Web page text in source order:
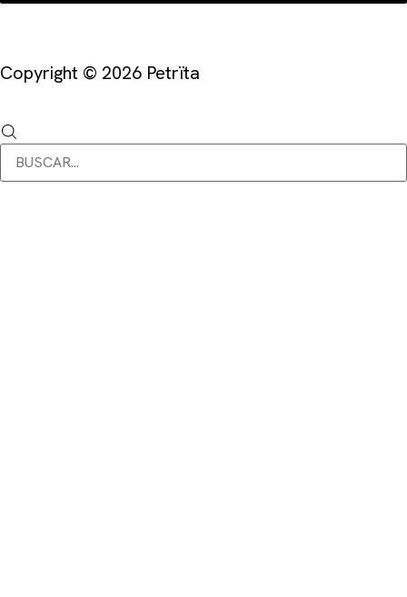
Copyright © 2026 Petrïta